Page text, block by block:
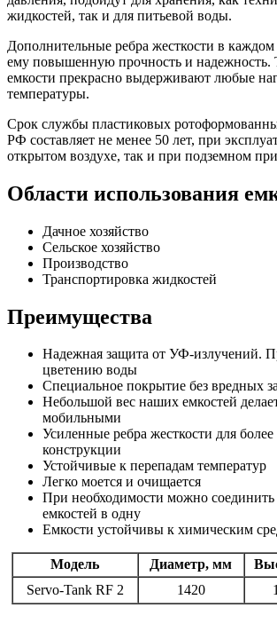
жидкостей, так и для питьевой воды.
Дополнительные ребра жесткости в
ему повышенную прочность и надежность.
емкости прекрасно выдерживают любые
температуры.
Срок службы пластиковых
РФ составляет не менее 50 лет, при
открытом воздухе, так и при подземном
Области использования
Дачное хозяйство
Сельское хозяйство
Производство
Транспортировка жидкостей
Преимущества
Надежная защита от УФ-излучений.
цветению воды
Специальное покрытие без вредных
Небольшой вес наших емкостей
мобильными
Усиленные ребра жесткости для
конструкции
Устойчивые к перепадам температур
Легко моется и очищается
При необходимости можно соединить
емкостей в одну
Емкости устойчивы к химическим
Модель Диаметр, мм
Servo-Tank RF 2
1420